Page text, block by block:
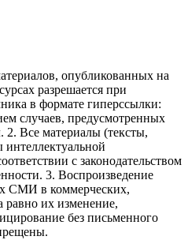
опубликованных на
разрешается при
в формате гиперссылки:
случаев, предусмотренных
2. Все материалы (тексты,
интеллектуальной
с законодательством
3. Воспроизведение
СМИ в коммерческих,
их изменение,
без письменного